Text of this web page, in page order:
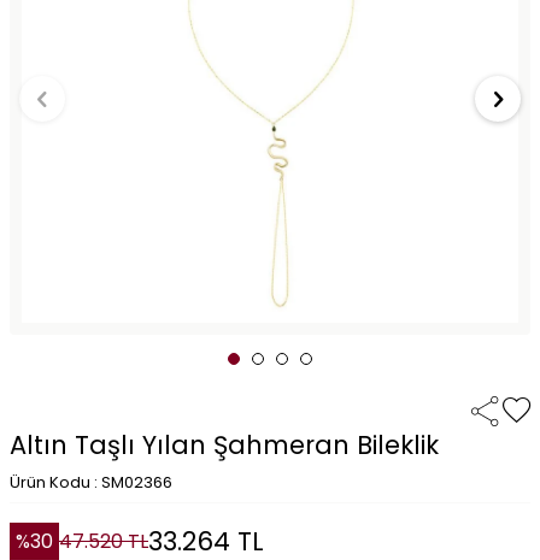
Altın Taşlı Yılan Şahmeran Bileklik
Ürün Kodu : SM02366
%30 47.520TL33.264 TL